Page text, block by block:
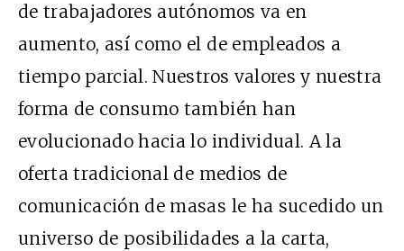
de trabajadores autónomos va en
aumento, así como el de empleados a
tiempo parcial. Nuestros valores y nuestra
forma de consumo también han
evolucionado hacia lo individual. A la
oferta tradicional de medios de
comunicación de masas le ha sucedido un
universo de posibilidades a la carta,